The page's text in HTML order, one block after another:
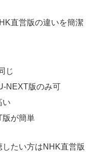
直営版の違いを簡潔
じ
NEXT版のみ可
い
版が簡単
たい方はNHK直営版